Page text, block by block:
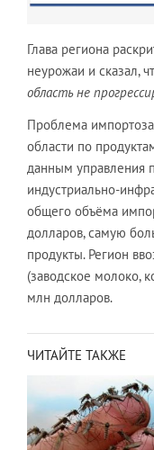
Глава региона
неурожаи и сказал,
область не
Проблема
области по
данным управления
индустриально-
общего объёма
долларов, самую
продукты. Регион
(заводское молоко,
млн долларов.
ЧИТАЙТЕ ТАКЖЕ